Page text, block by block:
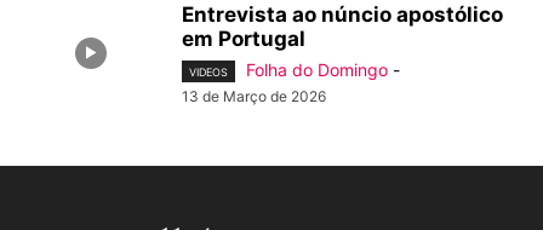
Entrevista ao núncio apostólico
em Portugal
VIDEOS Folha do Domingo -
13 de Março de 2026